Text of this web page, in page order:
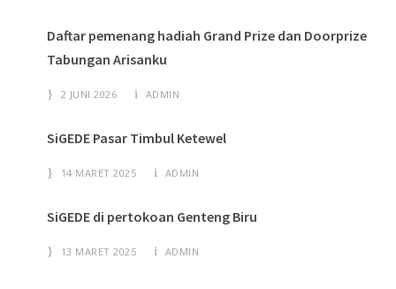
Daftar pemenang hadiah Grand Prize dan Doorprize
Tabungan Arisanku
2 JUNI 2026 ADMIN
SiGEDE Pasar Timbul Ketewel
14 MARET 2025 ADMIN
SiGEDE di pertokoan Genteng Biru
13 MARET 2025 ADMIN